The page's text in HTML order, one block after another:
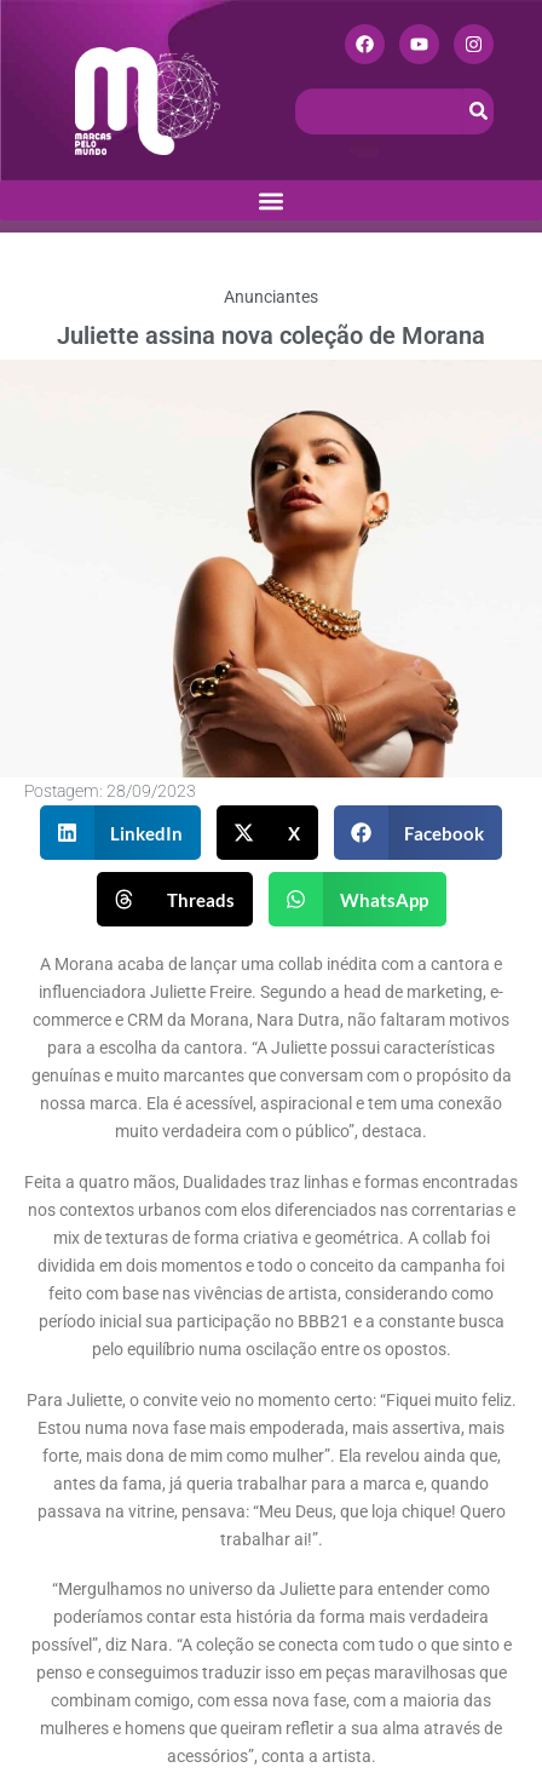
Anunciantes
Juliette assina nova coleção de Morana
Postagem: 28/09/2023
LinkedIn X Facebook
Threads WhatsApp
A Morana acaba de lançar uma collab inédita com a cantora e
influenciadora Juliette Freire. Segundo a head de marketing, e-
commerce e CRM da Morana, Nara Dutra, não faltaram motivos
para a escolha da cantora. “A Juliette possui características
genuínas e muito marcantes que conversam com o propósito da
nossa marca. Ela é acessível, aspiracional e tem uma conexão
muito verdadeira com o público”, destaca.
Feita a quatro mãos, Dualidades traz linhas e formas encontradas
nos contextos urbanos com elos diferenciados nas correntarias e
mix de texturas de forma criativa e geométrica. A collab foi
dividida em dois momentos e todo o conceito da campanha foi
feito com base nas vivências de artista, considerando como
período inicial sua participação no BBB21 e a constante busca
pelo equilíbrio numa oscilação entre os opostos.
Para Juliette, o convite veio no momento certo: “Fiquei muito feliz.
Estou numa nova fase mais empoderada, mais assertiva, mais
forte, mais dona de mim como mulher”. Ela revelou ainda que,
antes da fama, já queria trabalhar para a marca e, quando
passava na vitrine, pensava: “Meu Deus, que loja chique! Quero
trabalhar ai!”.
“Mergulhamos no universo da Juliette para entender como
poderíamos contar esta história da forma mais verdadeira
possível”, diz Nara. “A coleção se conecta com tudo o que sinto e
penso e conseguimos traduzir isso em peças maravilhosas que
combinam comigo, com essa nova fase, com a maioria das
mulheres e homens que queiram refletir a sua alma através de
acessórios”, conta a artista.